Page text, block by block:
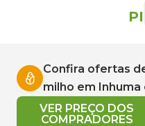
PI
Confira ofertas
milho em Inhuma
VER PREÇO DOS
COMPRADORES